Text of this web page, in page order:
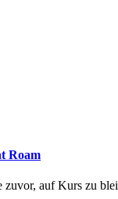
Roam
auf Kurs zu